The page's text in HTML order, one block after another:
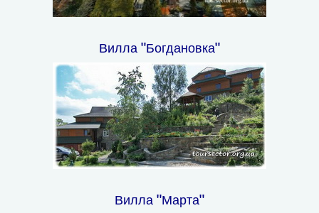
Вилла "Богдановка"
Вилла "Марта"